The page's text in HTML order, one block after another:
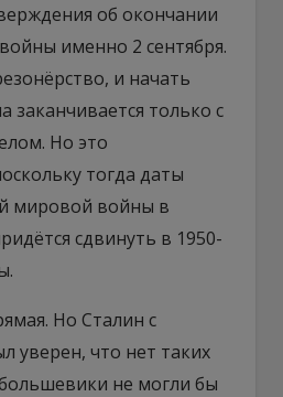
об окончании
именно 2 сентября.
и начать
заканчивается только с
Но это
тогда даты
мировой войны в
сдвинуть в 1950-
Но Сталин с
уверен, что нет таких
не могли бы